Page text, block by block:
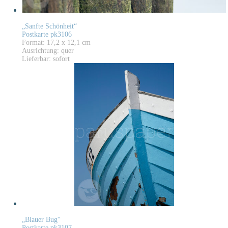
„Sanfte Schönheit“
Postkarte pk3106
Format: 17,2 x 12,1 cm
Ausrichtung: quer
Lieferbar: sofort
„Blauer Bug“